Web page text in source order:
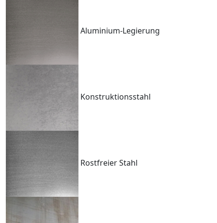
Aluminium-Legierung
Konstruktionsstahl
Rostfreier Stahl